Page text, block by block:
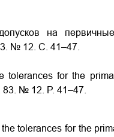
на первичные
№ 12. С. 41–47.
tolerances for the
83. № 12. P. 41–47.
tolerances for the